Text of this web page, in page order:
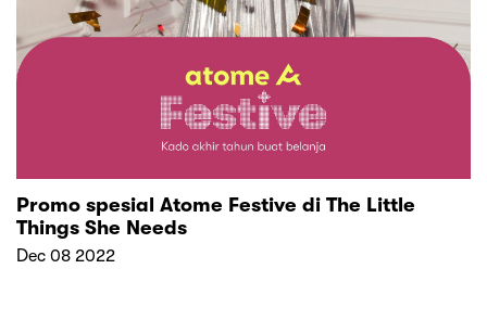
Promo spesial Atome Festive di The Little
Things She Needs
Dec 08 2022